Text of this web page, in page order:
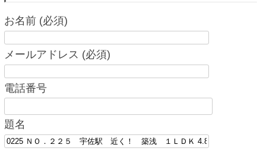
お名前 (必須)
メールアドレス (必須)
電話番号
題名